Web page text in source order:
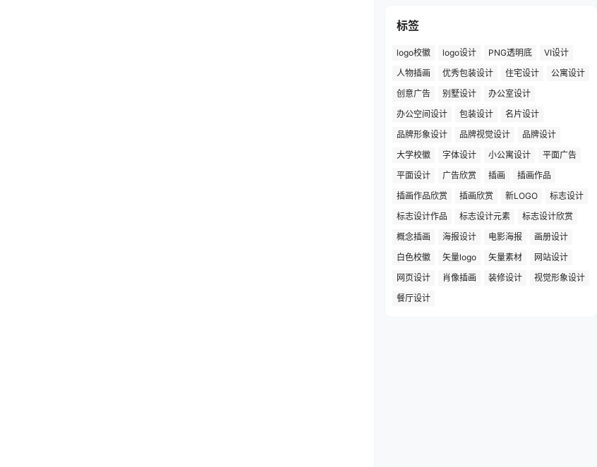
标签
logo校徽 logo设计 PNG透明底
VI设计
人物插画
优秀包装设计 住宅设计
公寓设计
创意广告
别墅设计
办公室设计
办公空间设计
包装设计
名片设计
品牌形象设计
品牌视觉设计
品牌设计
大学校徽
字体设计 小公寓设计
平面广告
平面设计
广告欣赏 插画
插画作品
插画作品欣赏
插画欣赏 新LOGO
标志设计
标志设计作品
标志设计元素
标志设计欣赏
概念插画
海报设计 电影海报
画册设计
白色校徽
矢量logo 矢量素材
网站设计
网页设计
肖像插画 装修设计
视觉形象设计
餐厅设计